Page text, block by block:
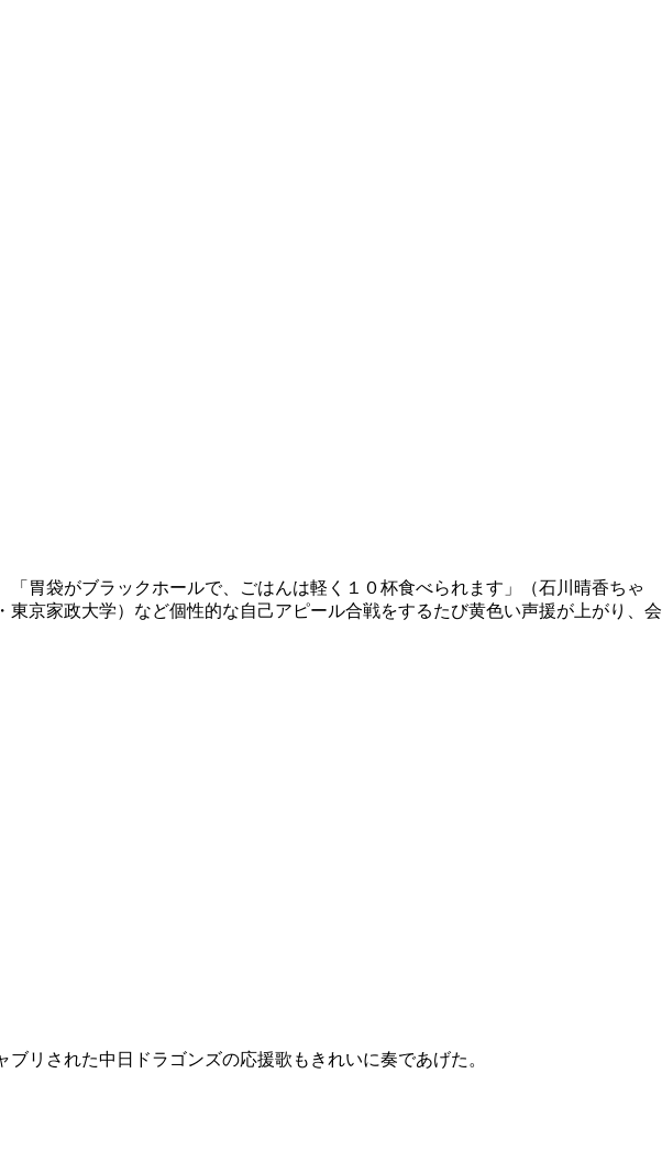
胃袋がブラックホールで、ごはんは軽く１０杯食べられます」（石川晴香ちゃ
京家政大学）など個性的な自己アピール合戦をするたび黄色い声援が上がり、会
リされた中日ドラゴンズの応援歌もきれいに奏であげた。